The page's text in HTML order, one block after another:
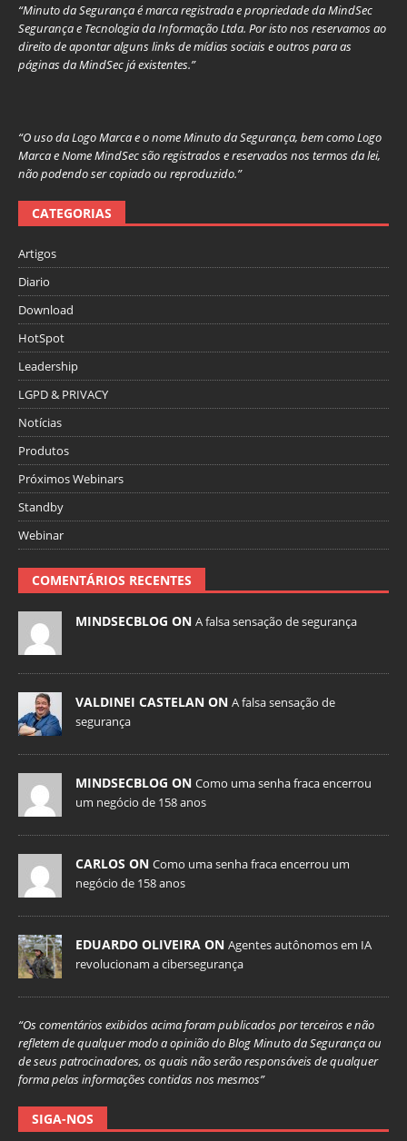
“Minuto da Segurança é marca registrada e propriedade da MindSec
Segurança e Tecnologia da Informação Ltda. Por isto nos reservamos ao
direito de apontar alguns links de mídias sociais e outros para as
páginas da MindSec já existentes.”
“O uso da Logo Marca e o nome Minuto da Segurança, bem como Logo
Marca e Nome MindSec são registrados e reservados nos termos da lei,
não podendo ser copiado ou reproduzido.”
CATEGORIAS
Artigos
Diario
Download
HotSpot
Leadership
LGPD & PRIVACY
Notícias
Produtos
Próximos Webinars
Standby
Webinar
COMENTÁRIOS RECENTES
MINDSECBLOG ON A falsa sensação de segurança
VALDINEI CASTELAN ON A falsa sensação de
segurança
MINDSECBLOG ON Como uma senha fraca encerrou
um negócio de 158 anos
CARLOS ON Como uma senha fraca encerrou um
negócio de 158 anos
EDUARDO OLIVEIRA ON Agentes autônomos em IA
revolucionam a cibersegurança
“Os comentários exibidos acima foram publicados por terceiros e não
refletem de qualquer modo a opinião do Blog Minuto da Segurança ou
de seus patrocinadores, os quais não serão responsáveis de qualquer
forma pelas informações contidas nos mesmos”
SIGA-NOS